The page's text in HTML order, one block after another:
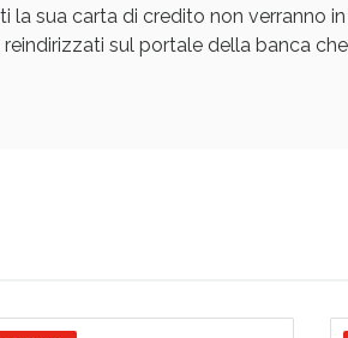
la sua carta di credito non verranno
sul portale della banca